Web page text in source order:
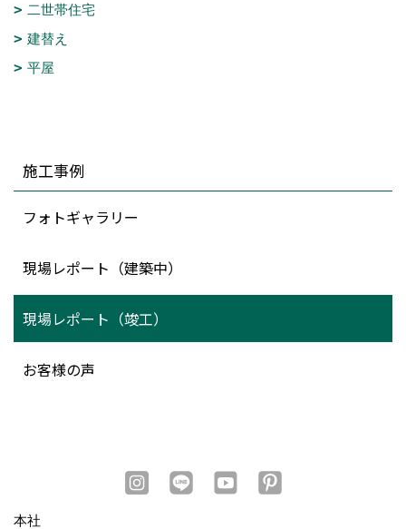
二世帯住宅
建替え
平屋
施工事例
フォトギャラリー
現場レポート（建築中）
現場レポート（竣工）
お客様の声
本社